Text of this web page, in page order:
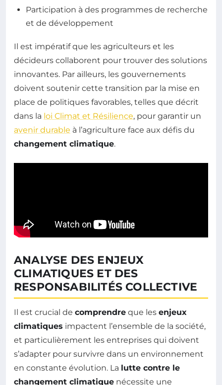
Participation à des programmes de recherche
et de développement
Il est impératif que les agriculteurs et les
décideurs collaborent pour trouver des solutions
innovantes. Par ailleurs, les gouvernements
doivent soutenir cette transition par la mise en
place de politiques favorables, telles que décrit
dans la loi Climat et Résilience, pour garantir un
avenir durable à l’agriculture face aux défis du
changement climatique.
ANALYSE DES ENJEUX
CLIMATIQUES ET DES
RESPONSABILITÉS COLLECTIVE
Il est crucial de comprendre que les enjeux
climatiques impactent l’ensemble de la société,
et particulièrement les entreprises qui doivent
s’adapter pour survivre dans un environnement
en constante évolution. La lutte contre le
changement climatique nécessite une